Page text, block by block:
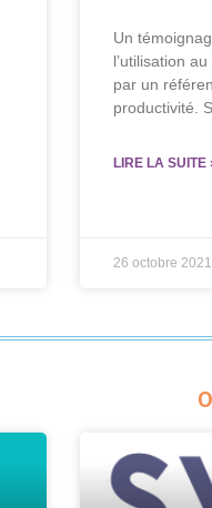
Un
l’utilisation
par un
productivité.
LIRE LA SUITE
26 octobre 2021